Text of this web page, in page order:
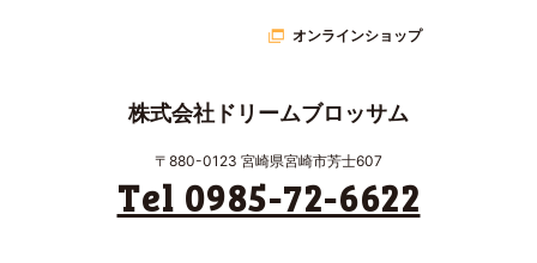
オンラインショップ
株式会社ドリームブロッサム
〒880-0123 宮崎県宮崎市芳士607
Tel 0985-72-6622